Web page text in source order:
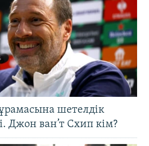
шетелдік
Джон ван’т Схип кім?